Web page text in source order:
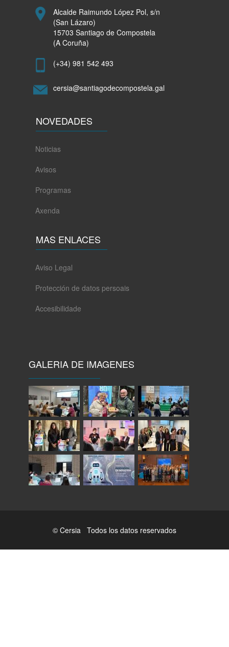
Alcalde Raimundo López Pol, s/n
(San Lázaro)
15703 Santiago de Compostela
(A Coruña)
(+34) 981 542 493
cersia@santiagodecompostela.gal
NOVEDADES
Noticias
Avisos
Programas
Axenda
MAS ENLACES
Aviso Legal
Protección de datos persoais
Accesibilidade
GALERIA DE IMAGENES
© Cersia Todos los datos reservados